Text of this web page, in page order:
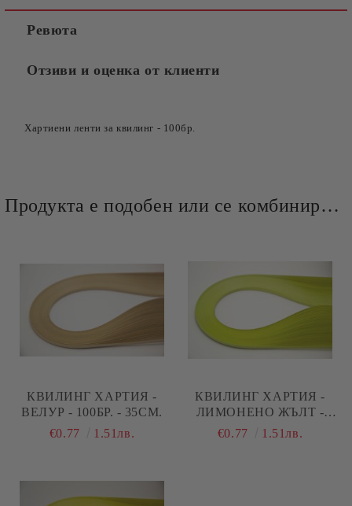
Ревюта
Отзиви и оценка от клиенти
Хартиени ленти за квилинг - 100бр.
Продукта е подобен или се комбинира добре и със следните продукти :
КВИЛИНГ ХАРТИЯ -
ВЕЛУР - 100БР. - 35СМ.
€0.77
1.51лв.
КВИЛИНГ ХАРТИЯ -
ЛИМОНЕНО ЖЪЛТ -
100БР. - 35СМ.
€0.77 1.51лв.